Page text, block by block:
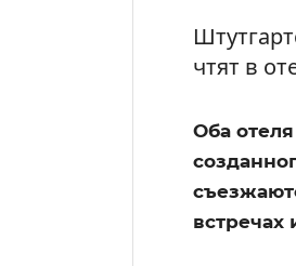
чтят в
Оба
встречах